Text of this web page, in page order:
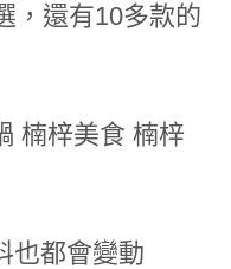
，還有10多款的
也都會變動